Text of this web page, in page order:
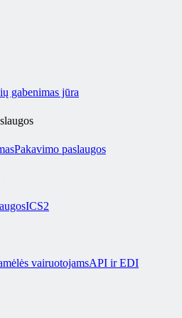
gabenimas jūra
Pakavimo paslaugos
ICS2
vairuotojamsAPI ir EDI